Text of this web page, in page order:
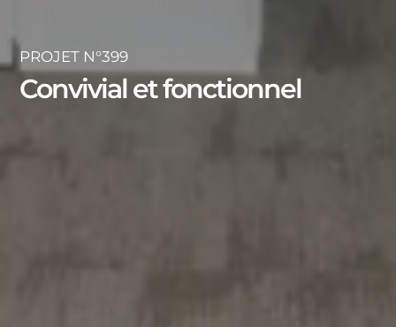
PROJET N°399
Convivial et fonctionnel